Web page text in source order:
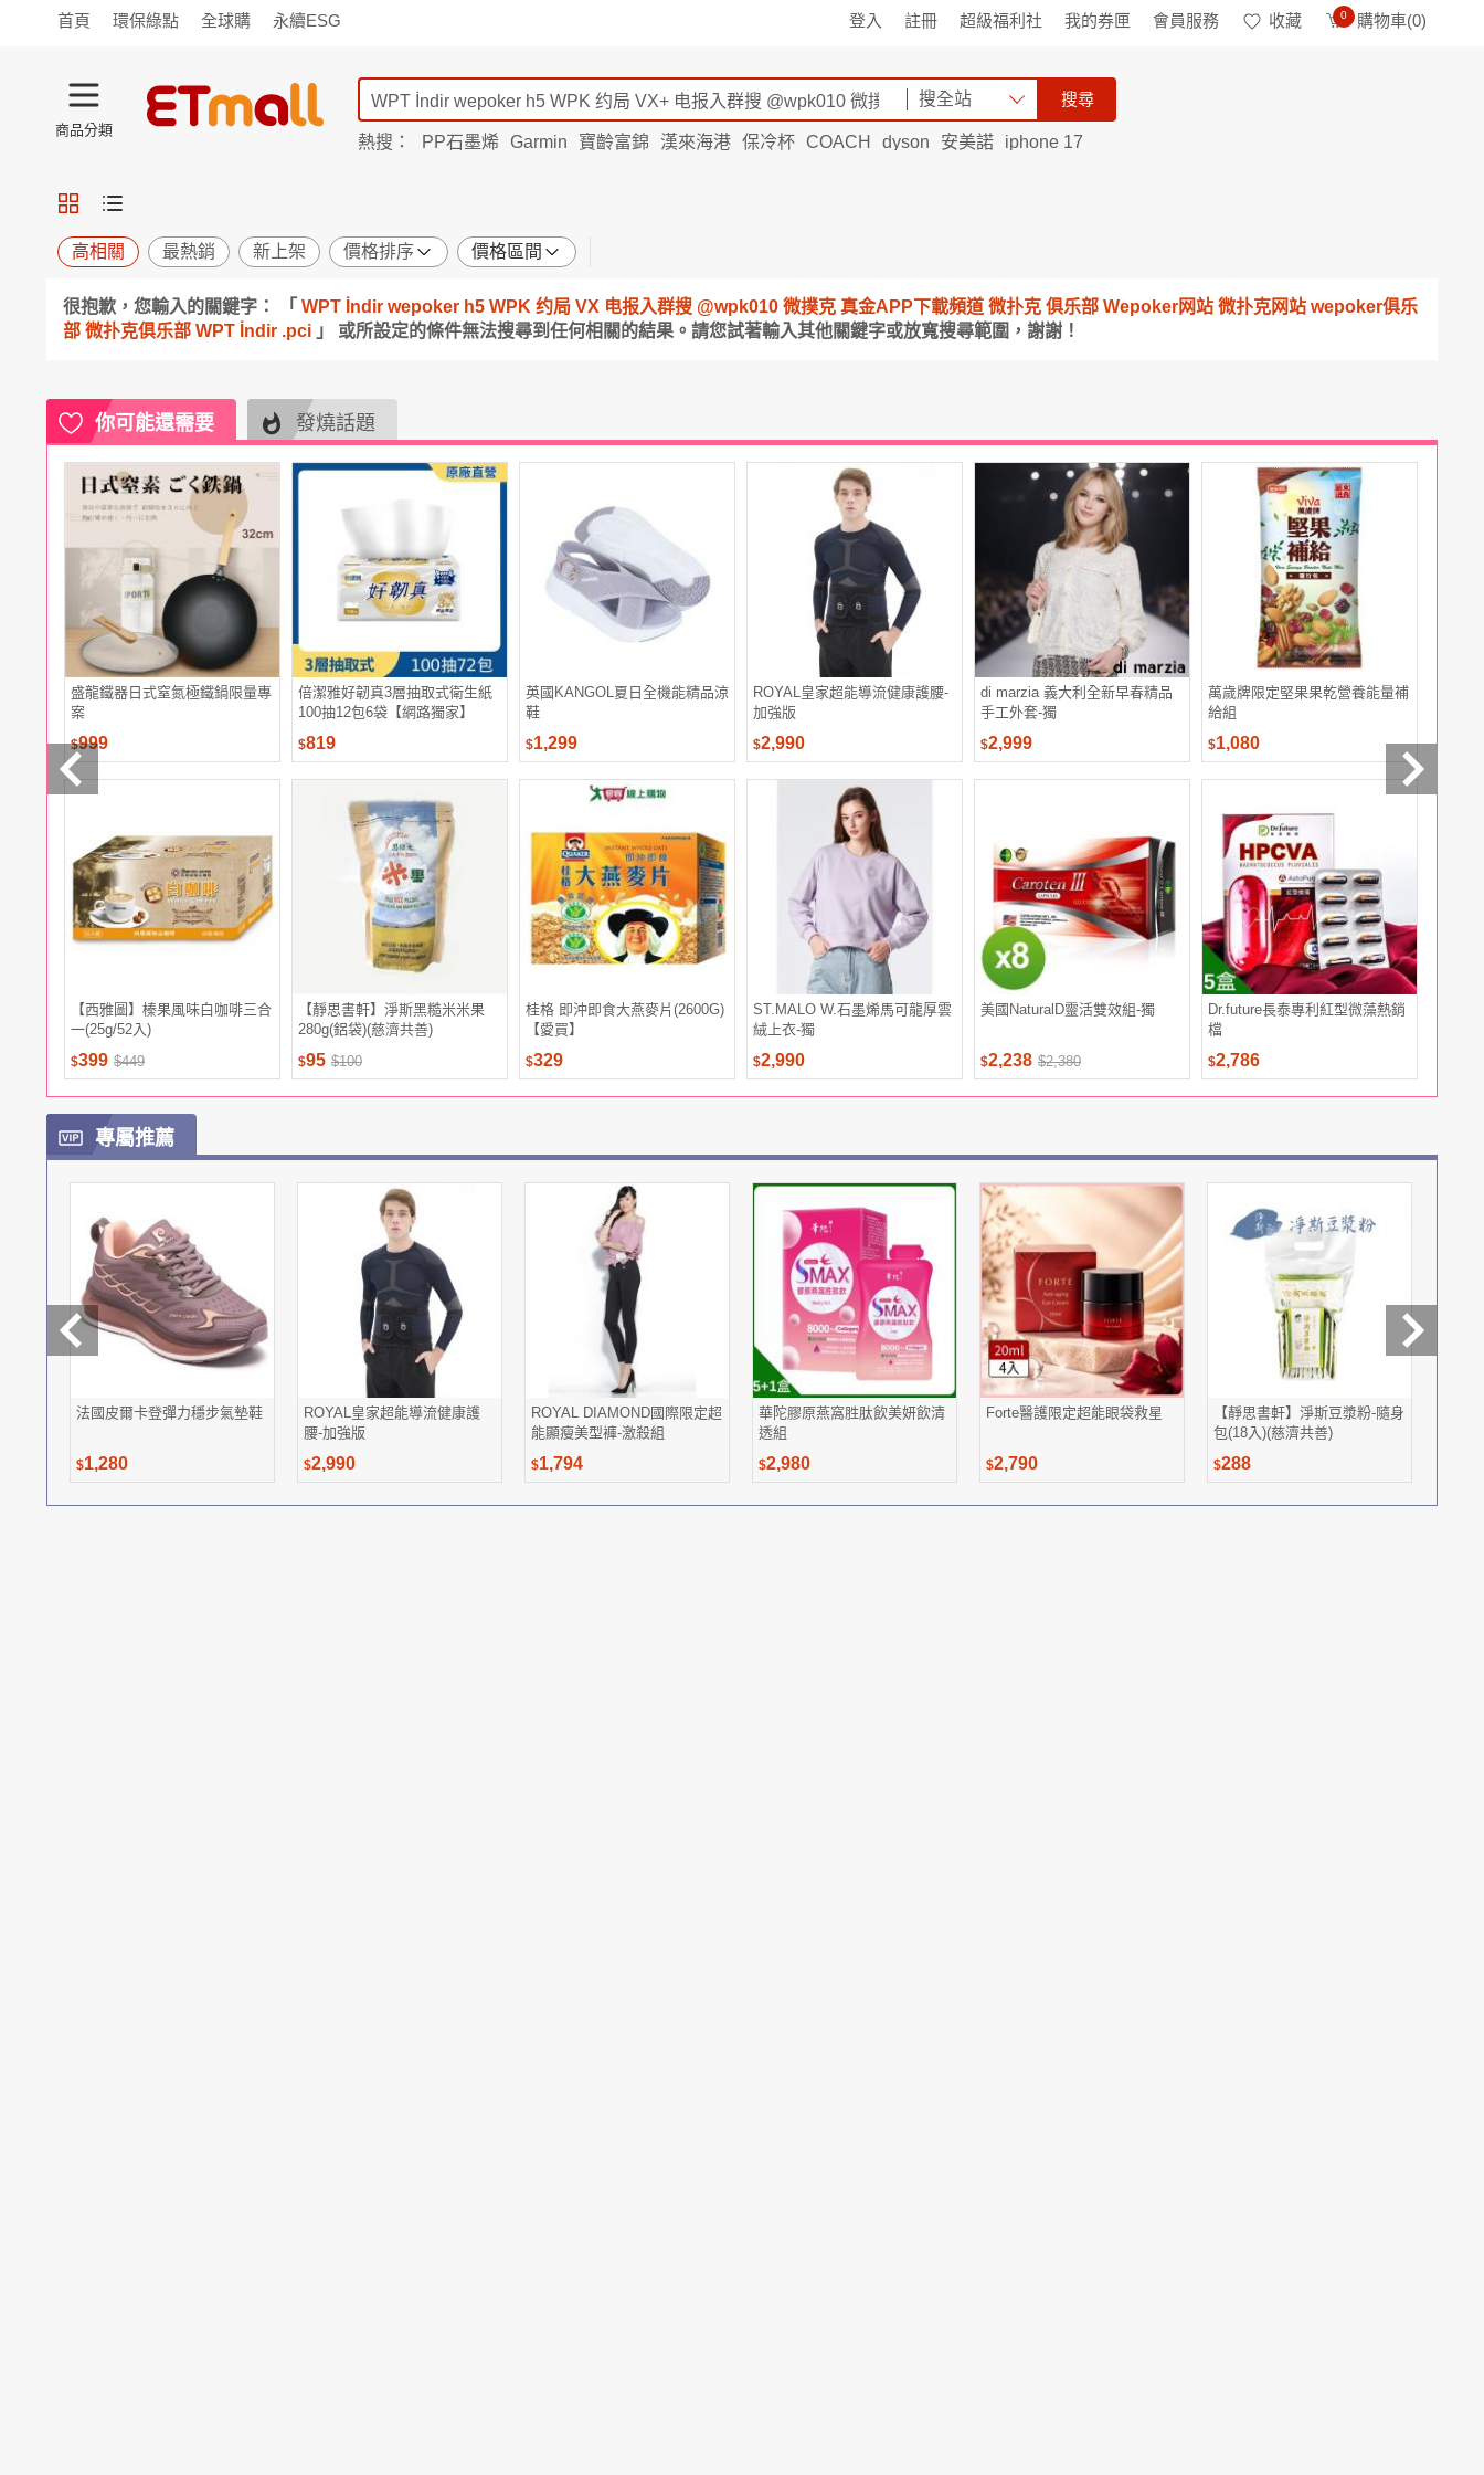
首頁 環保綠點 全球購 永續ESG 登入 註冊 超級福利社 我的券匣 會員服務 收藏 0 購物車(0)
商品分類
旅遊
寵物
保健
用品 機能
窈窕
日用
紙品 清潔
口腔
鍋具
杯瓶 廚衛
休閒
寢具
家具 收納
宗教
Apple
小米 手機平板
穿戴
家電
電視 季節
廚房
電腦
週邊 電玩
保養
彩妝 美髮 香氛
搜全站 搜尋
熱搜： PP石墨烯 Garmin 寶齡富錦 漢來海港 保冷杯 COACH dyson 安美諾
iphone 17
高相關 最熱銷 新上架 價格排序 價格區間
很抱歉，您輸入的關鍵字： 「 WPT İndir wepoker h5 WPK 约局 VX 电报入群搜 @wpk010 微撲克 真金APP下載頻道 微扑克 俱乐部 Wepoker网站 微扑克网站 wepoker俱乐
部 微扑克俱乐部 WPT İndir .pci 」 或所設定的條件無法搜尋到任何相關的結果。請您試著輸入其他關鍵字或放寬搜尋範圍，謝謝！
你可能還需要 發燒話題
盛龍鐵器日式窒氮極鐵鍋限量專
案
$999
倍潔雅好韌真3層抽取式衛生紙
100抽12包6袋【網路獨家】
$819
英國KANGOL夏日全機能精品涼
鞋
$1,299
ROYAL皇家超能導流健康護腰-
加強版
$2,990
di marzia 義大利全新早春精品
手工外套-獨
$2,999
萬歲牌限定堅果果乾營養能量補
給組
$1,080
【西雅圖】榛果風味白咖啡三合
一(25g/52入)
$399 $449
【靜思書軒】淨斯黑糙米米果
280g(鋁袋)(慈濟共善)
$95 $100
桂格 即沖即食大燕麥片(2600G)
【愛買】
$329
ST.MALO W.石墨烯馬可龍厚雲
絨上衣-獨
$2,990
美國NaturalD靈活雙效組-獨
$2,238 $2,380
Dr.future長泰專利紅型微藻熱銷
檔
$2,786
$699
專屬推薦
法國皮爾卡登彈力穩步氣墊鞋
$1,280
ROYAL皇家超能導流健康護
腰-加強版
$2,990
ROYAL DIAMOND國際限定超
能顯瘦美型褲-激殺組
$1,794
華陀膠原燕窩胜肽飲美妍飲清
透組
$2,980
Forte醫護限定超能眼袋救星
$2,790
【靜思書軒】淨斯豆漿粉-隨身
包(18入)(慈濟共善)
$288